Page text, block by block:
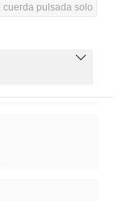
cuerda pulsada solo